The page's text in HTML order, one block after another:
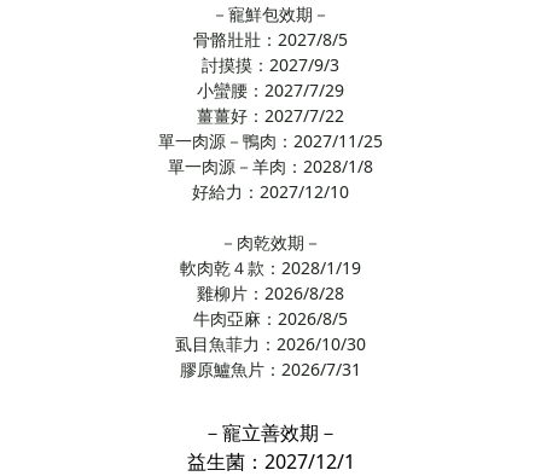
－寵鮮包效期－
骨骼壯壯：2027/8/5
討摸摸：2027/9/3
小蠻腰：2027/7/29
薑薑好：2027/7/22
單一肉源－鴨肉：2027/11/25
單一肉源－羊肉：2028/1/8
好給力：2027/12/10
－肉乾效期－
軟肉乾４款：2028/1/19
雞柳片：2026/8/28
牛肉亞麻：2026/8/5
虱目魚菲力：2026/10/30
膠原鱸魚片：2026/7/31
－寵立善效期－
益生菌：2027/12/1